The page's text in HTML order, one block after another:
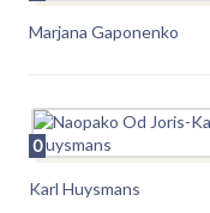
Marjana Gaponenko
0
Karl Huysmans